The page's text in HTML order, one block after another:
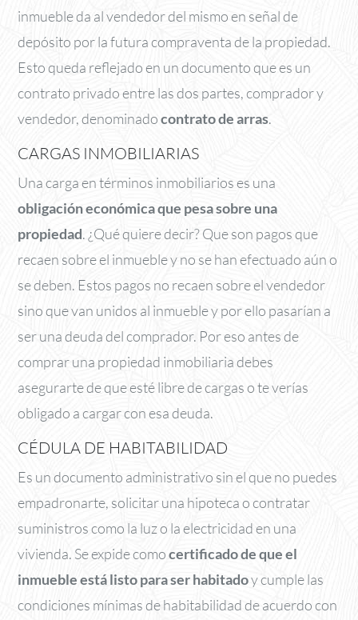
inmueble da al vendedor del mismo en señal de
depósito por la futura compraventa de la propiedad.
Esto queda reflejado en un documento que es un
contrato privado entre las dos partes, comprador y
vendedor, denominadocontrato de arras.
CARGAS INMOBILIARIAS
Una carga en términos inmobiliarios es una
obligación económica que pesa sobre una
propiedad. ¿Qué quiere decir? Que son pagos que
recaen sobre el inmueble y no se han efectuado aún o
se deben. Estos pagos no recaen sobre el vendedor
sino que van unidos al inmueble y por ello pasarían a
ser una deuda del comprador. Por eso antes de
comprar una propiedad inmobiliaria debes
asegurarte de que esté libre de cargas o te verías
obligado a cargar con esa deuda.
CÉDULA DE HABITABILIDAD
Es un documento administrativo sin el que no puedes
empadronarte, solicitar una hipoteca o contratar
suministros como la luz o la electricidad en una
vivienda. Se expide comocertificado de que el
inmueble está listo para ser habitadoy cumple las
condiciones mínimas de habitabilidad de acuerdo con